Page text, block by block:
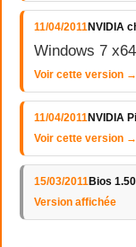
11/04/2011NVIDIA
Windows 7 x64
Voir cette version →
11/04/2011NVIDIA
Voir cette version →
15/03/2011Bios 1.50
Version affichée